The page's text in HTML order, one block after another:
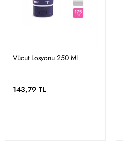
Vücut Losyonu 250 Ml
143,79 TL